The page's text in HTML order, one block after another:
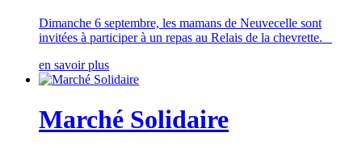
Dimanche 6 septembre, les mamans de Neuvecelle sont
invitées à participer à un repas au Relais de la chevrette.
en savoir plus
Marché Solidaire